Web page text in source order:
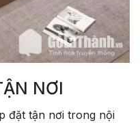
NƠI
đặt tận nơi trong nội